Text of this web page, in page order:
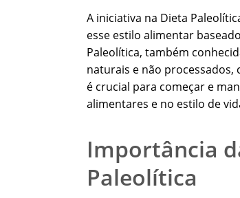
A iniciativa na Dieta
esse estilo alimentar
Paleolítica, também
naturais e não processados,
é crucial para começar e
alimentares e no estilo de
Importância
Paleolítica